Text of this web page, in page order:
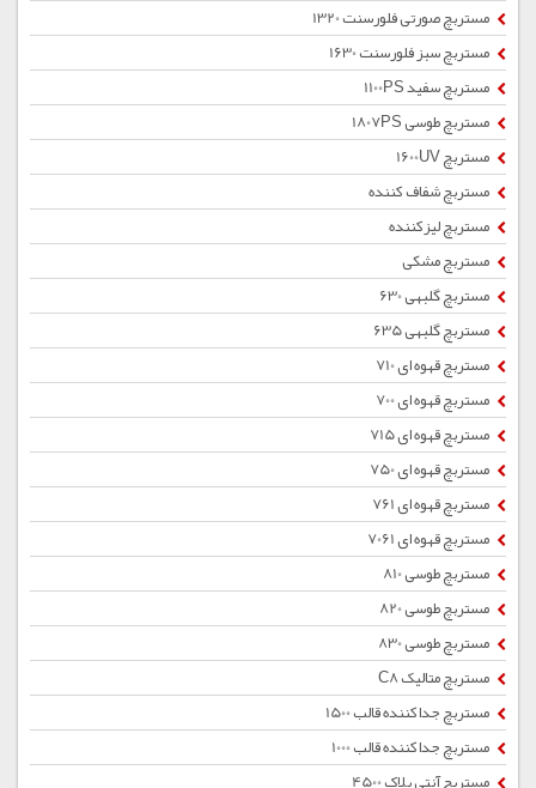
مستربچ صورتی فلورسنت 1320
مستربچ سبز فلورسنت 1630
مستربچ سفید 1100PS
مستربچ طوسی 1807PS
مستربچ 1600UV
مستربچ شفاف کننده
مستربچ لیزکننده
مستربچ مشکی
مستربچ گلبهی 630
مستربچ گلبهی 635
مستربچ قهوه ای 710
مستربچ قهوه ای 700
مستربچ قهوه ای 715
مستربچ قهوه ای 750
مستربچ قهوه ای 761
مستربچ قهوه ای 7061
مستربچ طوسی 810
مستربچ طوسی 820
مستربچ طوسی 830
مستربچ متالیک C8
مستربچ جداکننده قالب 1500
مستربچ جداکننده قالب 1000